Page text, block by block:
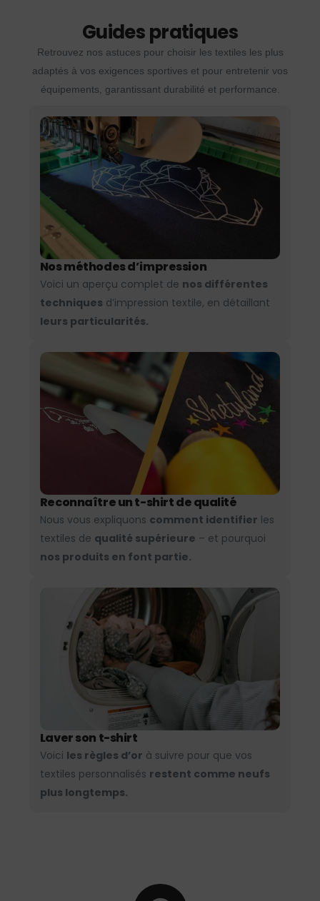
Guides pratiques
Retrouvez nos astuces pour choisir les textiles les plus
adaptés à vos exigences sportives et pour entretenir vos
équipements, garantissant durabilité et performance.
Nos méthodes d’impression
Voici un aperçu complet de nos différentes
techniques d’impression textile, en détaillant
leurs particularités.
Reconnaître un t-shirt de qualité
Nous vous expliquons comment identifier les
textiles de qualité supérieure – et pourquoi
nos produits en font partie.
Laver son t-shirt
Voici les règles d’or à suivre pour que vos
textiles personnalisés restent comme neufs
plus longtemps.